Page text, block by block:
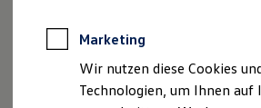
Rekuperation
Laden unterwegs
Laden Zuhause
Ladestationen finden
Marketing
Wir nutzen diese Cookies
Technologien, um Ihnen auf